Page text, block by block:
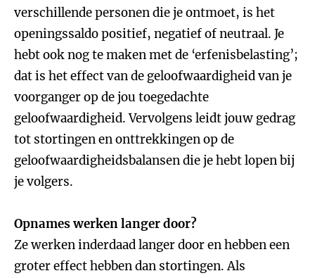
verschillende personen die je ontmoet, is het
openingssaldo positief, negatief of neutraal. Je
hebt ook nog te maken met de ‘erfenisbelasting’;
dat is het effect van de geloofwaardigheid van je
voorganger op de jou toegedachte
geloofwaardigheid. Vervolgens leidt jouw gedrag
tot stortingen en onttrekkingen op de
geloofwaardigheidsbalansen die je hebt lopen bij
je volgers.
Opnames werken langer door?
Ze werken inderdaad langer door en hebben een
groter effect hebben dan stortingen. Als